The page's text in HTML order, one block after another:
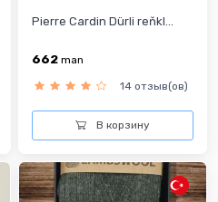
Pierre Cardin Dürli reňkl...
662 man
14 отзыв(ов)
В корзину